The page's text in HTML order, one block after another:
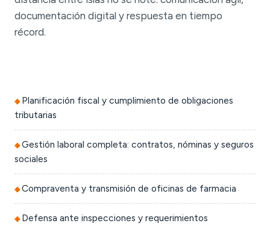
documentación digital y respuesta en tiempo
récord.
Planificación fiscal y cumplimiento de obligaciones
tributarias
Gestión laboral completa: contratos, nóminas y seguros
sociales
Compraventa y transmisión de oficinas de farmacia
Defensa ante inspecciones y requerimientos